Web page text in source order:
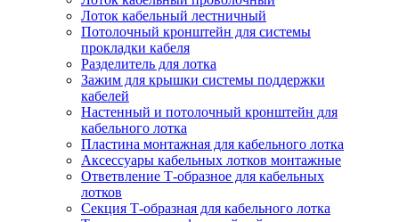
Лоток кабельный лестничный
Потолочный кронштейн для системы
прокладки кабеля
Разделитель для лотка
Зажим для крышки системы поддержки
кабелей
Настенный и потолочный кронштейн для
кабельного лотка
Пластина монтажная для кабельного лотка
Аксессуары кабельных лотков монтажные
Ответвление Т-образное для кабельных
лотков
Секция Т-образная для кабельного лотка